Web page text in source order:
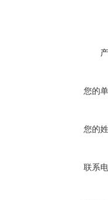
您的
您的
联系